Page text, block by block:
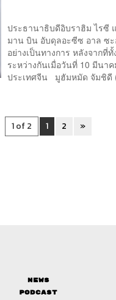
ประธานาธิบดีอิบราฮิม ไรซี
มาน บิน อับดุลอะซีซ อาล ซะ
อย่างเป็นทางการ หลังจาก
ระหว่างกันเมื่อวันที่ 10 มีนา
ประเทศจีน มูฮัมหมัด จัมชิดี
1 of 2 1 2 »
News
Podcast